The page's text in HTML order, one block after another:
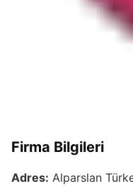
Firma Bilgileri
Adres: Alparslan